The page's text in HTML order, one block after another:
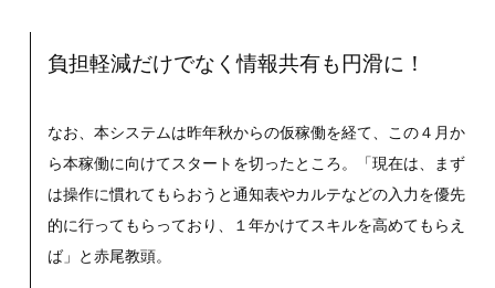
負担軽減だけでなく情報共有も円滑に！
なお、本システムは昨年秋からの仮稼働を経て、この４月か
ら本稼働に向けてスタートを切ったところ。「現在は、まず
は操作に慣れてもらおうと通知表やカルテなどの入力を優先
的に行ってもらっており、１年かけてスキルを高めてもらえ
ば」と赤尾教頭。